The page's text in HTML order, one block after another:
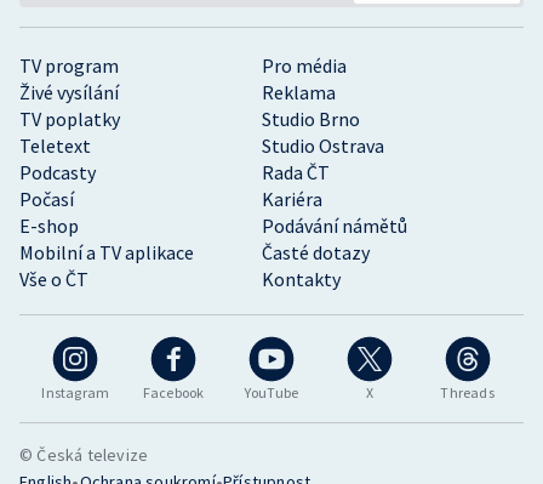
Instagram Facebook YouTube X Threads
TV program
Pro média
Živé vysílání
Reklama
TV poplatky
Studio Brno
Teletext
Studio Ostrava
Podcasty
Rada ČT
Počasí
Kariéra
E-shop
Podávání námětů
Mobilní a TV aplikace
Časté dotazy
Vše o ČT
Kontakty
© Česká televize